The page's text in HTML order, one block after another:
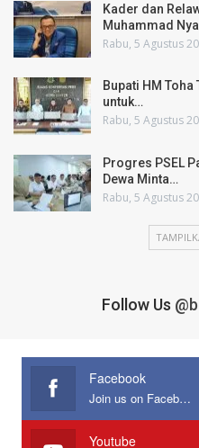
Kader dan
Muhammad
Rabu, 5 Agustus
Bupati HM
untuk…
Rabu, 5 Agustus
Progres PSEL
Dewa Minta…
Rabu, 5 Agustus
Follow Us
Facebook
Join us on Facebook
Youtube